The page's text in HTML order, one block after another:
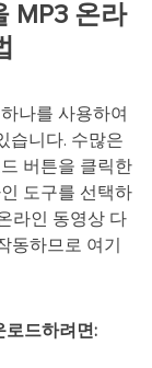
MP3 온라
나를 사용하여
습니다. 수많은
버튼을 클릭한
도구를 선택하
라인 동영상 다
동하므로 여기
로드하려면: